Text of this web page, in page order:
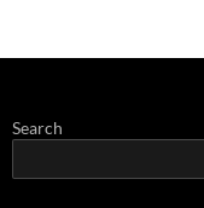
Search